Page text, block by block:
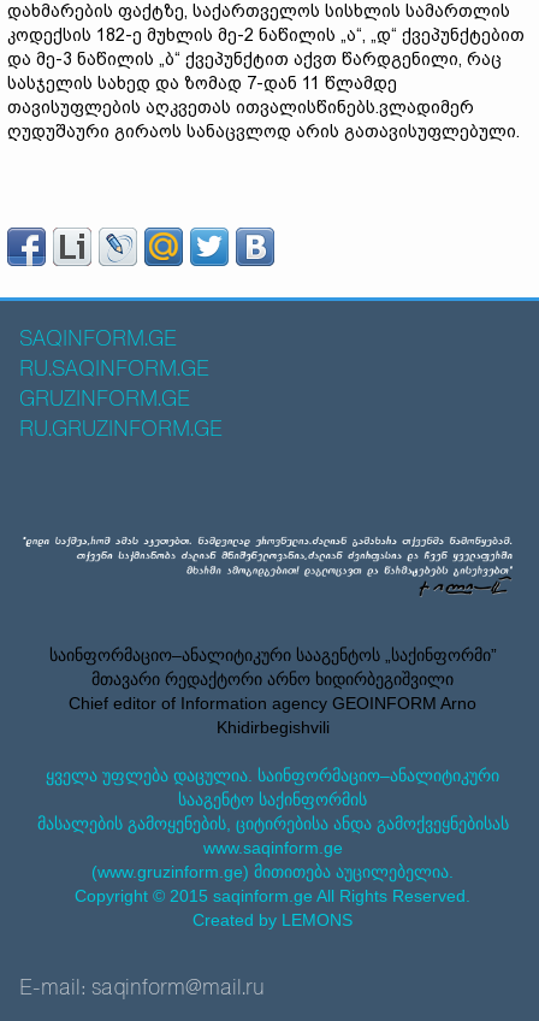
დახმარების ფაქტზე, საქართველოს სისხლის სამართლის
კოდექსის 182-ე მუხლის მე-2 ნაწილის „ა“, „დ“ ქვეპუნქტებით
და მე-3 ნაწილის „ბ“ ქვეპუნქტით აქვთ წარდგენილი, რაც
სასჯელის სახედ და ზომად 7-დან 11 წლამდე
თავისუფლების აღკვეთას ითვალისწინებს.ვლადიმერ
ღუდუშაური გირაოს სანაცვლოდ არის გათავისუფლებული.
SAQINFORM.GE
RU.SAQINFORM.GE
GRUZINFORM.GE
RU.GRUZINFORM.GE
საინფორმაციო–ანალიტიკური სააგენტოს „საქინფორმი”
მთავარი რედაქტორი არნო ხიდირბეგიშვილი
Chief editor of Information agency GEOINFORM Arno
Khidirbegishvili
ყველა უფლება დაცულია. საინფორმაციო–ანალიტიკური
სააგენტო საქინფორმის
მასალების გამოყენების, ციტირებისა ანდა გამოქვეყნებისას
www.saqinform.ge
(www.gruzinform.ge) მითითება აუცილებელია.
Copyright © 2015 saqinform.ge All Rights Reserved.
Created by LEMONS
E-mail: saqinform@mail.ru